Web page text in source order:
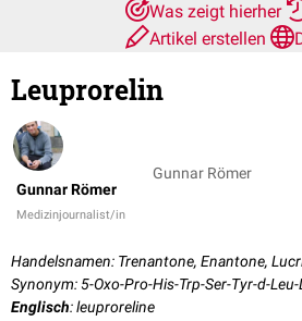
Was zeigt hierher
Artikel erstellen
Leuprorelin
Gunnar Römer
Medizinjournalist/in
Gunnar Römer
Handelsnamen: Trenantone, Enantone,
Synonym: 5-Oxo-Pro-His-Trp-Ser-Tyr-d-
Englisch: leuproreline